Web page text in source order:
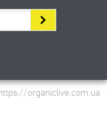
organiclive.com.ua